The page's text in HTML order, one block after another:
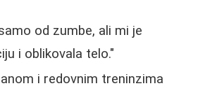
od zumbe, ali mi je
i oblikovala telo."
i redovnim treninzima